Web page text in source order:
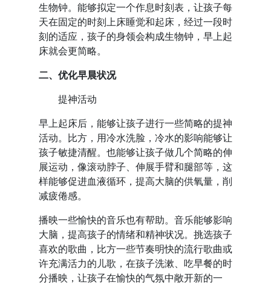
生物钟。能够拟定一个作息时刻表，让孩子每
天在固定的时刻上床睡觉和起床，经过一段时
刻的适应，孩子的身领会构成生物钟，早上起
床就会更简略。
二、优化早晨状况
提神活动
早上起床后，能够让孩子进行一些简略的提神
活动。比方，用冷水洗脸，冷水的影响能够让
孩子敏捷清醒。也能够让孩子做几个简略的伸
展运动，像滚动脖子、伸展手臂和腿部等，这
样能够促进血液循环，提高大脑的供氧量，削
减疲倦感。
播映一些愉快的音乐也有帮助。音乐能够影响
大脑，提高孩子的情绪和精神状况。挑选孩子
喜欢的歌曲，比方一些节奏明快的流行歌曲或
许充满活力的儿歌，在孩子洗漱、吃早餐的时
分播映，让孩子在愉快的气氛中敞开新的一